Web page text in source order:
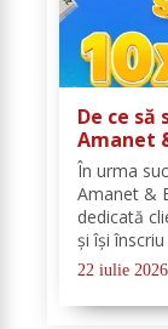
De ce să
Amanet
euro
În urma
Amanet &
dedicată
și își
22 iulie 2026